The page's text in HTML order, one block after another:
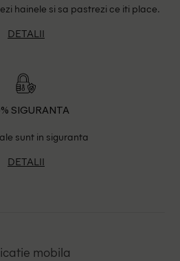
hainele si sa pastrezi ce iti place.
DETALII
SIGURANTA
sunt in siguranta
DETALII
mobila